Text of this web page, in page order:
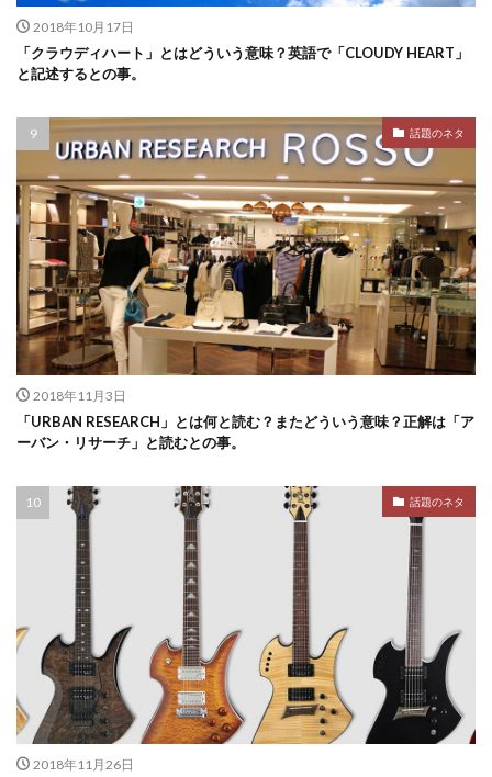
2018年10月17日
「クラウディハート」とはどういう意味？英語で「CLOUDY HEART」
と記述するとの事。
話題のネタ
2018年11月3日
「URBAN RESEARCH」とは何と読む？またどういう意味？正解は「ア
ーバン・リサーチ」と読むとの事。
話題のネタ
2018年11月26日